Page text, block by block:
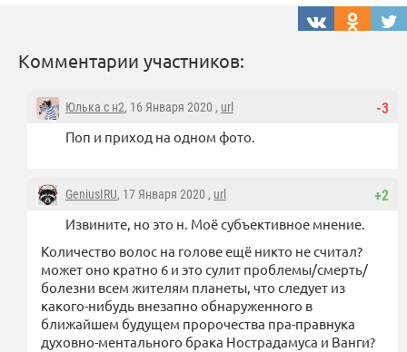
Комментарии участников:
-3
Юлька с н2, 16 Января 2020 , url
Поп и приход на одном фото.
+2
GeniusIRU, 17 Января 2020 , url
Извините, но это н. Моё субъективное мнение.
Количество волос на голове ещё никто не считал?
может оно кратно 6 и это сулит проблемы/смерть/
болезни всем жителям планеты, что следует из
какого-нибудь внезапно обнаруженного в
ближайшем будущем пророчества пра-правнука
духовно-ментального брака Нострадамуса и Ванги?